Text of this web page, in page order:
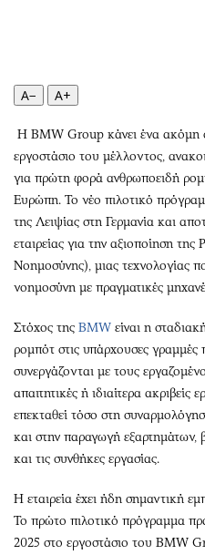
Παράξενα
Πολιτισμός
Σινεμά
Θέατρο-Χορός
Μουσική
Εικαστικά
Βιβλίο
Χειρόγραφα
A− A+
Η BMW Group κάνει ένα ακόμη
εργοστάσιο του μέλλοντος,
για πρώτη φορά ανθρωποειδή
Ευρώπη. Το νέο πιλοτικό
της Λειψίας στη Γερμανία και
εταιρείας για την αξιοποίηση
Νοημοσύνης), μιας τεχνολογίας
νοημοσύνη με πραγματικές
Στόχος της BMW είναι η
ρομπότ στις υπάρχουσες
συνεργάζονται με τους
απαιτητικές ή ιδιαίτερα
επεκταθεί τόσο στη
και στην παραγωγή εξαρτημάτων,
και τις συνθήκες εργασίας.
Η εταιρεία έχει ήδη σημαντική
Το πρώτο πιλοτικό πρόγραμμα
2025 στο εργοστάσιο του BMW